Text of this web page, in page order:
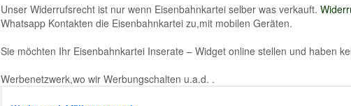
Unser Widerrufsrecht ist nur wenn Eisenbahnkartei selber was verkauft.
Whatsapp Kontakten die Eisenbahnkartei zu,mit mobilen Geräten.
Sie möchten Ihr Eisenbahnkartei Inserate – Widget online stellen und haben
Werbenetzwerk,wo wir Werbungschalten u.a.d. .